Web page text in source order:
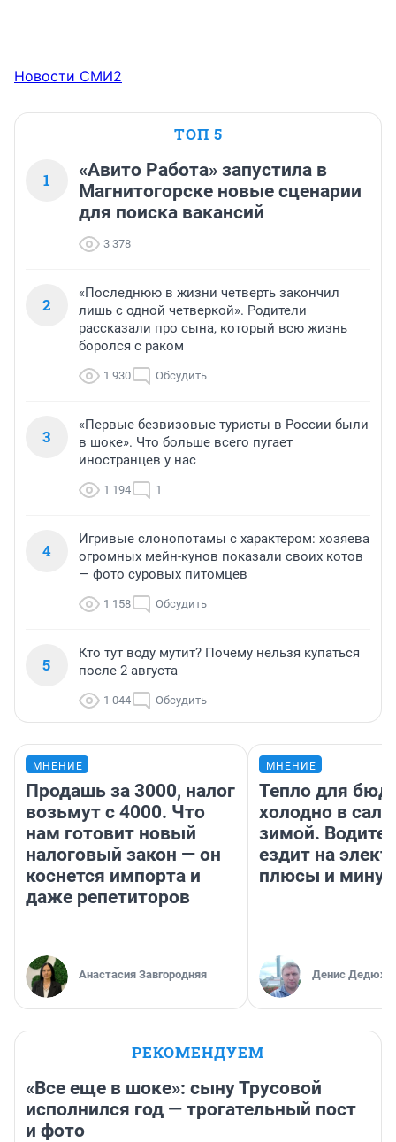
Новости СМИ2
ТОП 5
1
«Авито Работа» запустила в
Магнитогорске новые сценарии
для поиска вакансий
3 378
2
«Последнюю в жизни четверть закончил
лишь с одной четверкой». Родители
рассказали про сына, который всю жизнь
боролся с раком
1 930 Обсудить
3
«Первые безвизовые туристы в России были
в шоке». Что больше всего пугает
иностранцев у нас
1 194 1
4
Игривые слонопотамы с характером: хозяева
огромных мейн-кунов показали своих котов
— фото суровых питомцев
1 158 Обсудить
5
Кто тут воду мутит? Почему нельзя купаться
после 2 августа
1 044 Обсудить
МНЕНИЕ
Продашь за 3000, налог
возьмут с 4000. Что
нам готовит новый
налоговый закон — он
коснется импорта и
даже репетиторов
Анастасия Завгородняя
МНЕНИЕ
Тепло для
холодно в
зимой.
ездит на
плюсы и
Денис
РЕКОМЕНДУЕМ
«Все еще в шоке»: сыну Трусовой
исполнился год — трогательный пост
и фото